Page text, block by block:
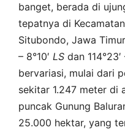
banget, berada di
tepatnya di
Situbondo, Jawa
– 8°10′ LS dan 114°23′
bervariasi, mulai dari
sekitar 1.247 meter di
puncak Gunung
25.000 hektar, yang